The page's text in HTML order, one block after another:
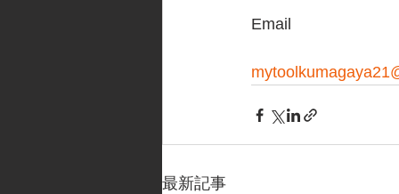
Email
最新記事